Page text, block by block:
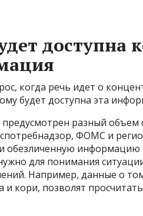
доступна
когда речь идет о
будет доступна эта
разный
ФОМС и
информацию
для понимания
Например, данные о
и кори, позволят